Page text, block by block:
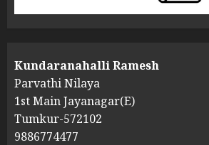
Kundaranahalli Ramesh
Parvathi Nilaya
1st Main Jayanagar(E)
Tumkur-572102
9886774477